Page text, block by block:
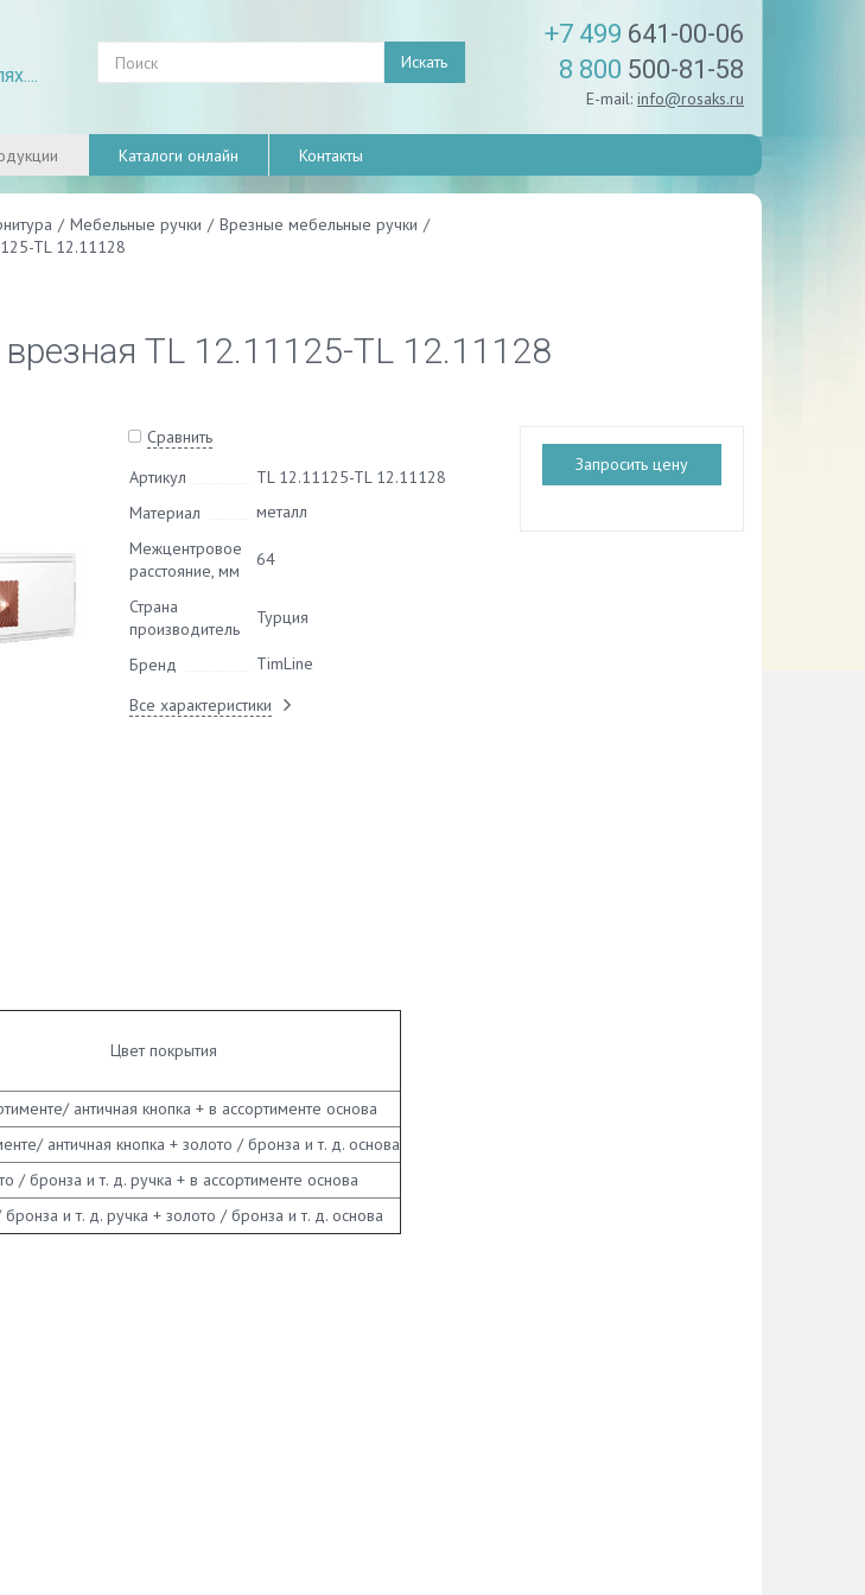
Искать
+7 499 641-00-06
8 800 500-81-58
E-mail: info@rosaks.ru
Каталоги онлайн Контакты
/ Мебельные ручки / Врезные мебельные ручки /
TL 12.11128
TL 12.11125-TL 12.11128
Сравнить
Артикул
TL 12.11125-TL 12.11128
Материал
металл
Межцентровое
расстояние, мм
64
Страна
производитель
Турция
Бренд
TimLine
Все характеристики
Запросить цену
Цвет покрытия
античная кнопка + в ассортименте основа
античная кнопка + золото / бронза и т. д. основа
/ бронза и т. д. ручка + в ассортименте основа
и т. д. ручка + золото / бронза и т. д. основа